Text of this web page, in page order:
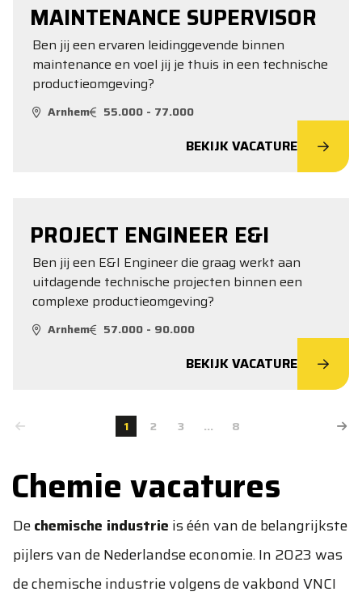
MAINTENANCE SUPERVISOR
Ben jij een ervaren leidinggevende binnen
maintenance en voel jij je thuis in een technische
productieomgeving?
Arnhem 55.000 - 77.000
BEKIJK VACATURE
PROJECT ENGINEER E&I
Ben jij een E&I Engineer die graag werkt aan
uitdagende technische projecten binnen een
complexe productieomgeving?
Arnhem 57.000 - 90.000
BEKIJK VACATURE
1 2 3 ... 8
Chemie vacatures
Dechemische industrie is één van de belangrijkste
pijlers van de Nederlandse economie. In 2023 was
de chemische industrie volgens de vakbond VNCI